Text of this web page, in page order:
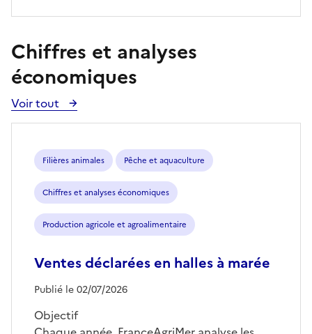
Chiffres et analyses
économiques
Voir tout
Voir
toutes
publications
Filières animales Pêche et aquaculture
Chiffres et analyses économiques
Production agricole et agroalimentaire
Ventes déclarées en halles à marée
Publié le 02/07/2026
Objectif